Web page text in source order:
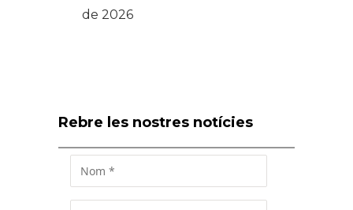
de 2026
Rebre les nostres notícies